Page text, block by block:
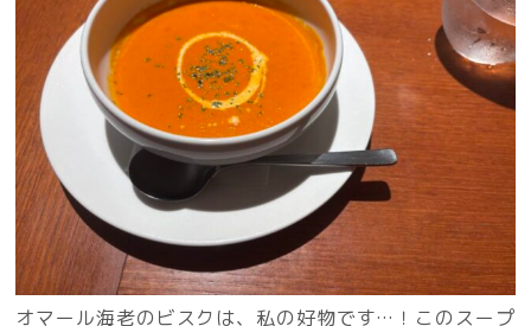
オマール海老のビスクは、私の好物です…！このスープ